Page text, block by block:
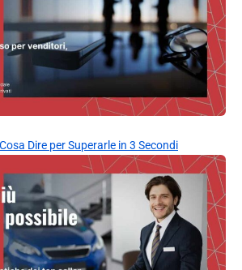
Dire per Superarle in 3 Secondi